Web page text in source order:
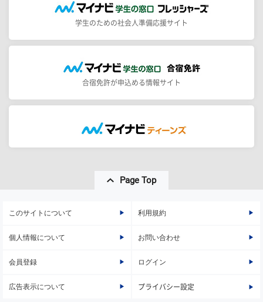
学生のための社会人準備応援サイト
合宿免許が申込める情報サイト
Page Top
このサイトについて 利用規約
個人情報について お問い合わせ
会員登録 ログイン
広告表示について プライバシー設定